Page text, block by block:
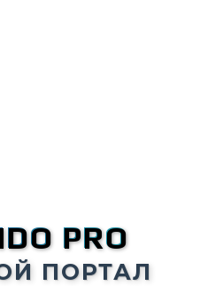
PRO
ПОРТАЛ